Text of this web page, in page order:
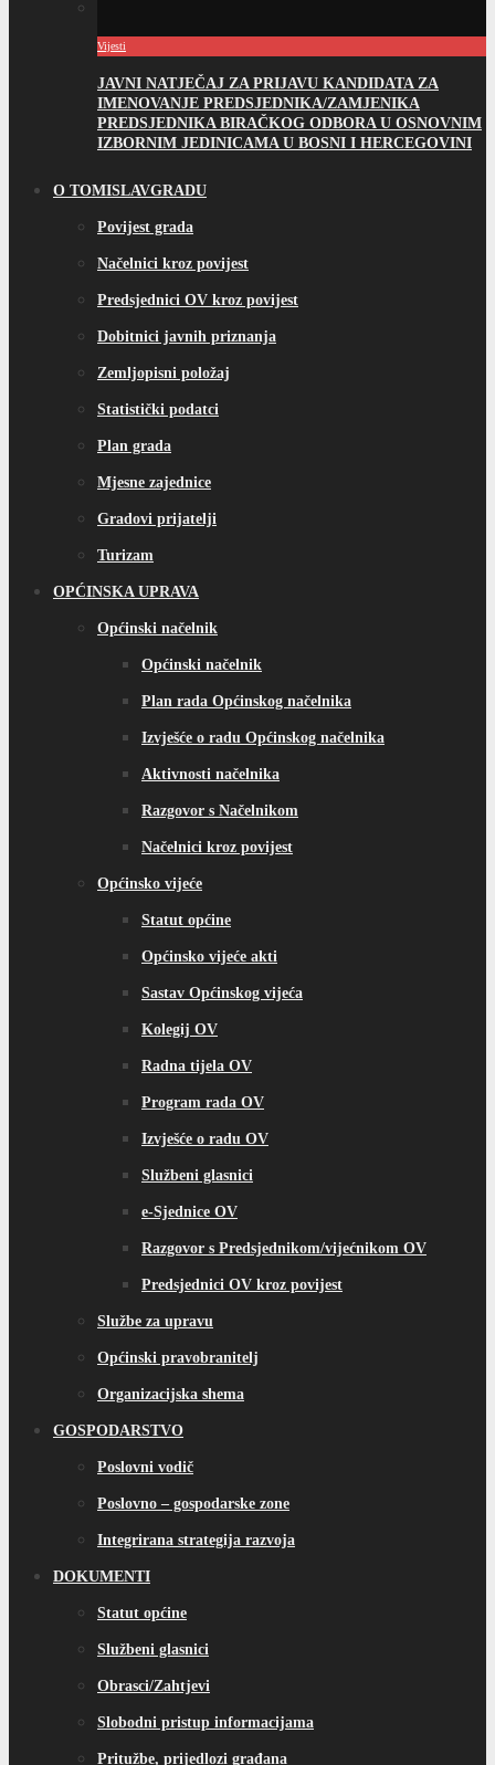
Vijesti
JAVNI NATJEČAJ ZA PRIJAVU KANDIDATA ZA
IMENOVANJE PREDSJEDNIKA/ZAMJENIKA
PREDSJEDNIKA BIRAČKOG ODBORA U OSNOVNIM
IZBORNIM JEDINICAMA U BOSNI I HERCEGOVINI
O TOMISLAVGRADU
Povijest grada
Načelnici kroz povijest
Predsjednici OV kroz povijest
Dobitnici javnih priznanja
Zemljopisni položaj
Statistički podatci
Plan grada
Mjesne zajednice
Gradovi prijatelji
Turizam
OPĆINSKA UPRAVA
Općinski načelnik
Općinski načelnik
Plan rada Općinskog načelnika
Izvješće o radu Općinskog načelnika
Aktivnosti načelnika
Razgovor s Načelnikom
Načelnici kroz povijest
Općinsko vijeće
Statut općine
Općinsko vijeće akti
Sastav Općinskog vijeća
Kolegij OV
Radna tijela OV
Program rada OV
Izvješće o radu OV
Službeni glasnici
e-Sjednice OV
Razgovor s Predsjednikom/vijećnikom OV
Predsjednici OV kroz povijest
Službe za upravu
Općinski pravobranitelj
Organizacijska shema
GOSPODARSTVO
Poslovni vodič
Poslovno – gospodarske zone
Integrirana strategija razvoja
DOKUMENTI
Statut općine
Službeni glasnici
Obrasci/Zahtjevi
Slobodni pristup informacijama
Pritužbe, prijedlozi građana